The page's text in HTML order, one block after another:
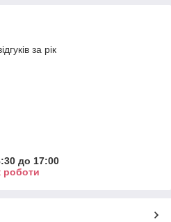
за рік
до 17:00
роботи